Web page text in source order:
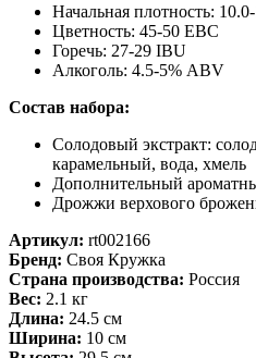
Начальная плотность:
Цветность: 45-50 EBC
Горечь: 27-29 IBU
Алкоголь: 4.5-5% ABV
Состав набора:
Солодовый экстракт:
карамельный, вода, хмель
Дополнительный
Дрожжи верхового
Артикул: rt002166
Бренд: Своя Кружка
Страна производства: Россия
Вес: 2.1 кг
Длина: 24.5 см
Ширина: 10 см